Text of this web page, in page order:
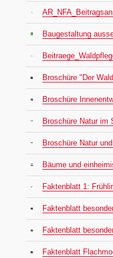
Baugestaltung
Broschüre "Der
Broschüre
Broschüre Natur im
Broschüre Natur
Bäume und
Faktenblatt 1:
Faktenblatt
Faktenblatt
Faktenblatt